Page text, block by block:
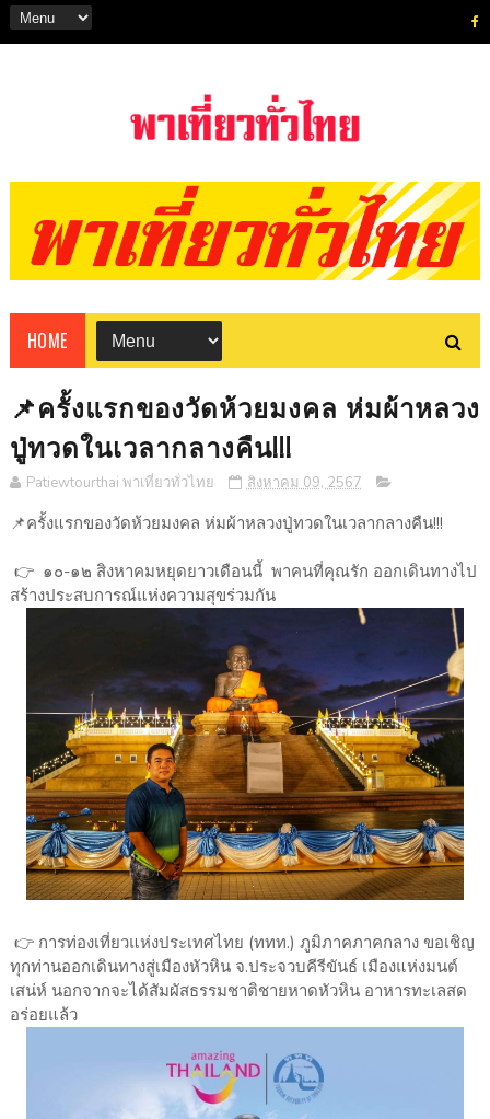
HOME
📌ครั้งแรกของวัดห้วยมงคล ห่มผ้าหลวง
ปู่ทวดในเวลากลางคืน!!!
Patiewtourthai พาเที่ยวทั่วไทย สิงหาคม 09, 2567
📌ครั้งแรกของวัดห้วยมงคล ห่มผ้าหลวงปู่ทวดในเวลากลางคืน!!!
👉 ๑๐-๑๒ สิงหาคมหยุดยาวเดือนนี้ พาคนที่คุณรัก ออกเดินทางไป
สร้างประสบการณ์แห่งความสุขร่วมกัน
👉 การท่องเที่ยวแห่งประเทศไทย (ททท.) ภูมิภาคภาคกลาง ขอเชิญ
ทุกท่านออกเดินทางสู่เมืองหัวหิน จ.ประจวบคีรีขันธ์ เมืองแห่งมนต์
เสน่ห์ นอกจากจะได้สัมผัสธรรมชาติชายหาดหัวหิน อาหารทะเลสด
อร่อยแล้ว